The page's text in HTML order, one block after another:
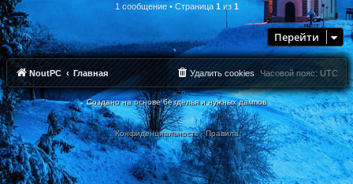
т
ь
с
я
к
н
ч
а
л
у
1 сообщение • Страница 1из 1
Перейти
NoutPC Главная Часовой пояс: UTC
Удалить cookies
Создано на основе безделья и нужных дампов
Конфиденциальность|Правила